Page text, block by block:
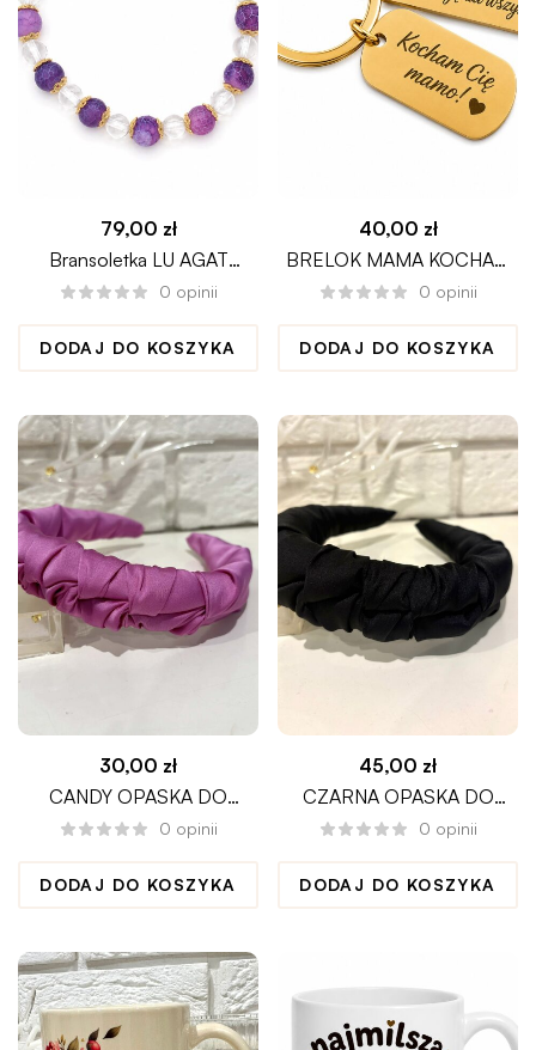
79,00 zł
Bransoletka LU AGAT
KRYSZTAŁ GÓRSKI
0 opinii
DODAJ DO KOSZYKA
40,00 zł
BRELOK MAMA KOCHAM
CIĘ NA DZIEŃ MATKI
0 opinii
DODAJ DO KOSZYKA
30,00 zł
CANDY OPASKA DO
WŁOSÓW CIENKA
0 opinii
DODAJ DO KOSZYKA
45,00 zł
CZARNA OPASKA DO
WŁOSÓW BLACK
0 opinii
DODAJ DO KOSZYKA